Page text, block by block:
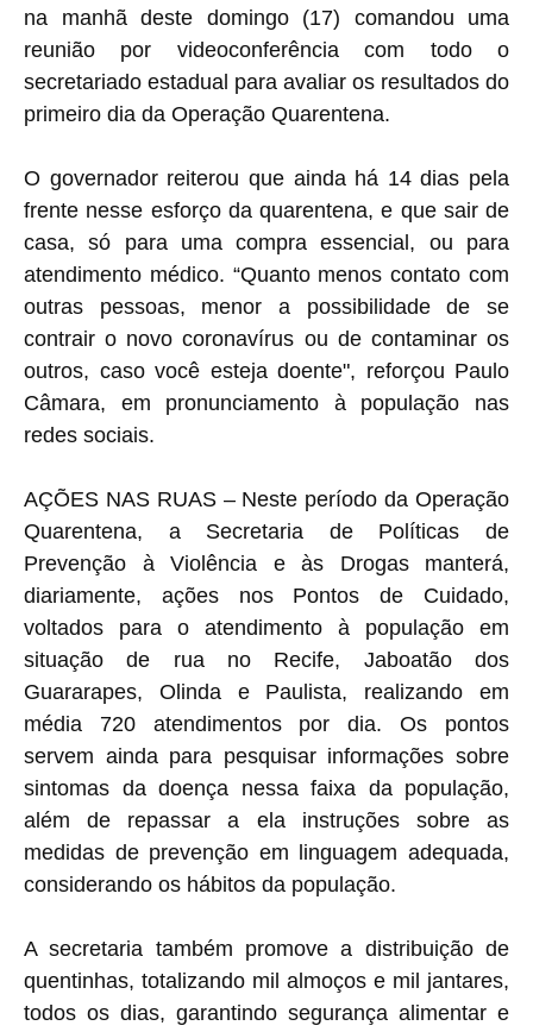
na manhã deste domingo (17) comandou uma
reunião por videoconferência com todo o
secretariado estadual para avaliar os resultados do
primeiro dia da Operação Quarentena.
O governador reiterou que ainda há 14 dias pela
frente nesse esforço da quarentena, e que sair de
casa, só para uma compra essencial, ou para
atendimento médico. “Quanto menos contato com
outras pessoas, menor a possibilidade de se
contrair o novo coronavírus ou de contaminar os
outros, caso você esteja doente", reforçou Paulo
Câmara, em pronunciamento à população nas
redes sociais.
AÇÕES NAS RUAS – Neste período da Operação
Quarentena, a Secretaria de Políticas de
Prevenção à Violência e às Drogas manterá,
diariamente, ações nos Pontos de Cuidado,
voltados para o atendimento à população em
situação de rua no Recife, Jaboatão dos
Guararapes, Olinda e Paulista, realizando em
média 720 atendimentos por dia. Os pontos
servem ainda para pesquisar informações sobre
sintomas da doença nessa faixa da população,
além de repassar a ela instruções sobre as
medidas de prevenção em linguagem adequada,
considerando os hábitos da população.
A secretaria também promove a distribuição de
quentinhas, totalizando mil almoços e mil jantares,
todos os dias, garantindo segurança alimentar e